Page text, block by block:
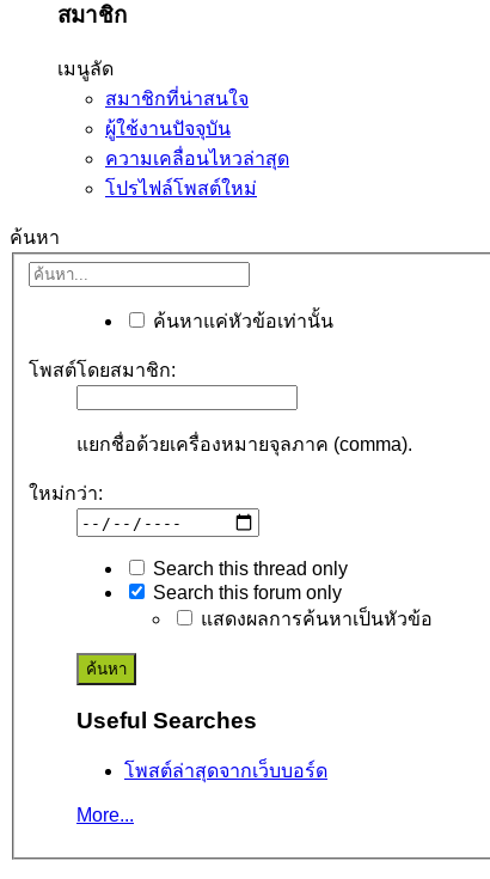
สมาชิก
เมนูลัด
สมาชิกที่น่าสนใจ
ผู้ใช้งานปัจจุบัน
ความเคลื่อนไหวล่าสุด
โปรไฟล์โพสต์ใหม่
ค้นหา
ค้นหาแค่หัวข้อเท่านั้น
โพสต์โดยสมาชิก:
แยกชื่อด้วยเครื่องหมายจุลภาค (comma).
ใหม่กว่า:
Search this thread only
Search this forum only
แสดงผลการค้นหาเป็นหัวข้อ
Useful Searches
โพสต์ล่าสุดจากเว็บบอร์ด
More...